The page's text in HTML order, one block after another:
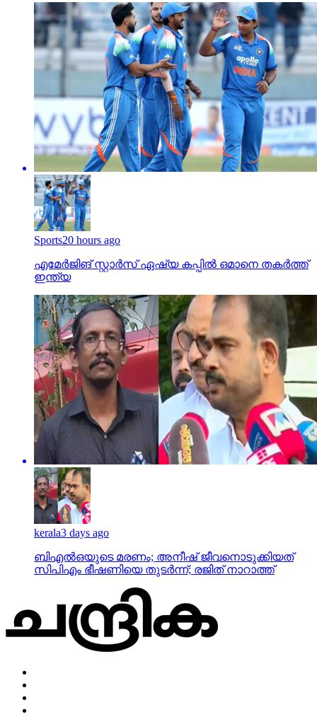
Sports20 hours ago
എമേര്‍ജിങ് സ്റ്റാര്‍സ് ഏഷ്യ കപ്പില്‍ ഒമാനെ തകര്‍ത്ത്
ഇന്ത്യ
kerala3 days ago
ബിഎല്‍ഒയുടെ മരണം; അനീഷ് ജീവനൊടുക്കിയത്
സിപിഎം ഭീഷണിയെ തുടര്‍ന്ന്; രജിത് നാറാത്ത്